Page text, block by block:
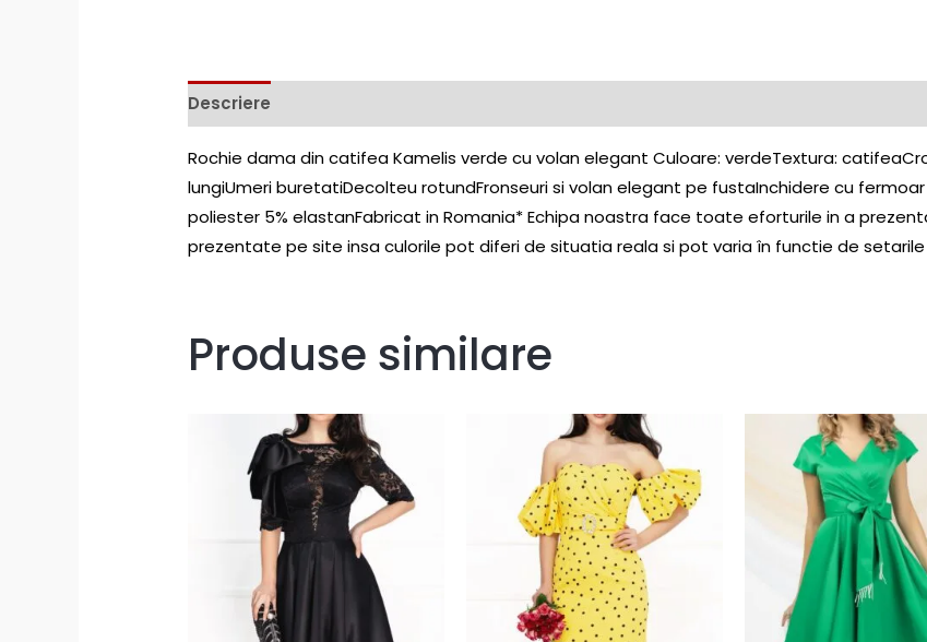
Descriere
Rochie dama din catifea Kamelis verde cu volan elegant Culoare: verdeTextura:
lungiUmeri buretatiDecolteu rotundFronseuri si volan elegant pe fustaInchidere cu
poliester 5% elastanFabricat in Romania* Echipa noastra face toate eforturile in a
prezentate pe site insa culorile pot diferi de situatia reala si pot varia în functie de
Produse similare